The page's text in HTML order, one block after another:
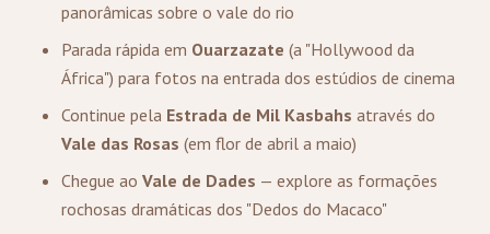
panorâmicas sobre o vale do rio
Parada rápida em Ouarzazate (a "Hollywood da
África") para fotos na entrada dos estúdios de cinema
Continue pela Estrada de Mil Kasbahs através do
Vale das Rosas (em flor de abril a maio)
Chegue ao Vale de Dades — explore as formações
rochosas dramáticas dos "Dedos do Macaco"